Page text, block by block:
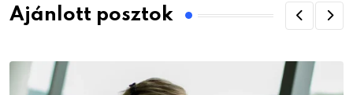
Ajánlott posztok